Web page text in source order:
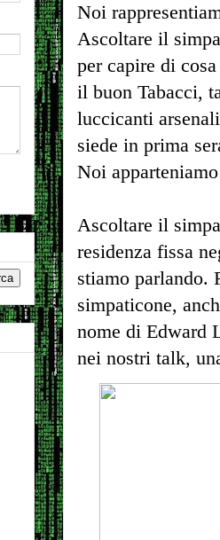
Noi
Ascoltare il
per capire di
il buon Tabacci,
luccicanti
siede in prima
Noi
Ascoltare il
residenza fissa
stiamo parlando.
simpaticone,
nome di Edward
nei nostri talk,